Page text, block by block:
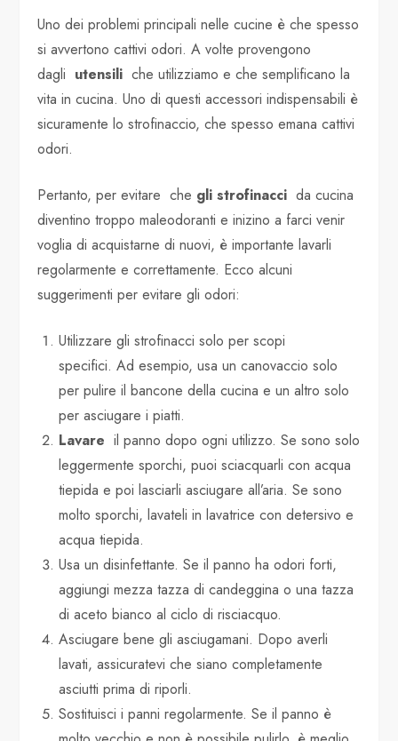
Uno dei problemi principali nelle cucine è che spesso
si avvertono cattivi odori. A volte provengono
dagli utensili che utilizziamo e che semplificano la
vita in cucina. Uno di questi accessori indispensabili è
sicuramente lo strofinaccio, che spesso emana cattivi
odori.
Pertanto, per evitare che gli strofinacci da cucina
diventino troppo maleodoranti e inizino a farci venir
voglia di acquistarne di nuovi, è importante lavarli
regolarmente e correttamente. Ecco alcuni
suggerimenti per evitare gli odori:
Utilizzare gli strofinacci solo per scopi
specifici. Ad esempio, usa un canovaccio solo
per pulire il bancone della cucina e un altro solo
per asciugare i piatti.
Lavare il panno dopo ogni utilizzo. Se sono solo
leggermente sporchi, puoi sciacquarli con acqua
tiepida e poi lasciarli asciugare all’aria. Se sono
molto sporchi, lavateli in lavatrice con detersivo e
acqua tiepida.
Usa un disinfettante. Se il panno ha odori forti,
aggiungi mezza tazza di candeggina o una tazza
di aceto bianco al ciclo di risciacquo.
Asciugare bene gli asciugamani. Dopo averli
lavati, assicuratevi che siano completamente
asciutti prima di riporli.
Sostituisci i panni regolarmente. Se il panno è